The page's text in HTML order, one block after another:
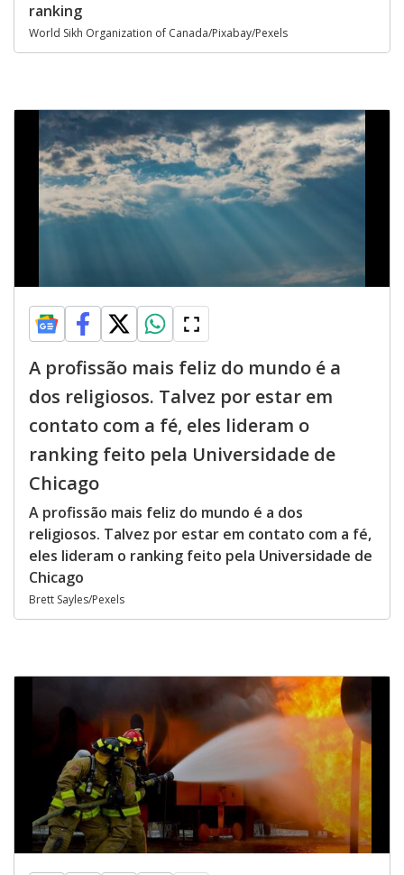
ranking
World Sikh Organization of Canada/Pixabay/Pexels
A profissão mais feliz do mundo é a
dos religiosos. Talvez por estar em
contato com a fé, eles lideram o
ranking feito pela Universidade de
Chicago
A profissão mais feliz do mundo é a dos
religiosos. Talvez por estar em contato com a fé,
eles lideram o ranking feito pela Universidade de
Chicago
Brett Sayles/Pexels